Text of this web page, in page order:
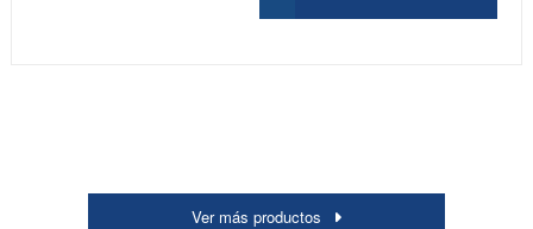
Ver más productos